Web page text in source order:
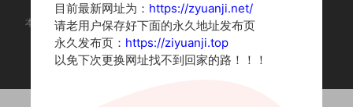
本站为摄影写真图片网站，内容来自网络收集整理，仅作个人学习使用。
如有违法内容请联系删除
Copyright © 2022 资源集
目前最新网址为： https://zyuanji.net/
请老用户保存好下面的永久地址发布页
永久发布页： https://ziyuanji.top
以免下次更换网址找不到回家的路！！！